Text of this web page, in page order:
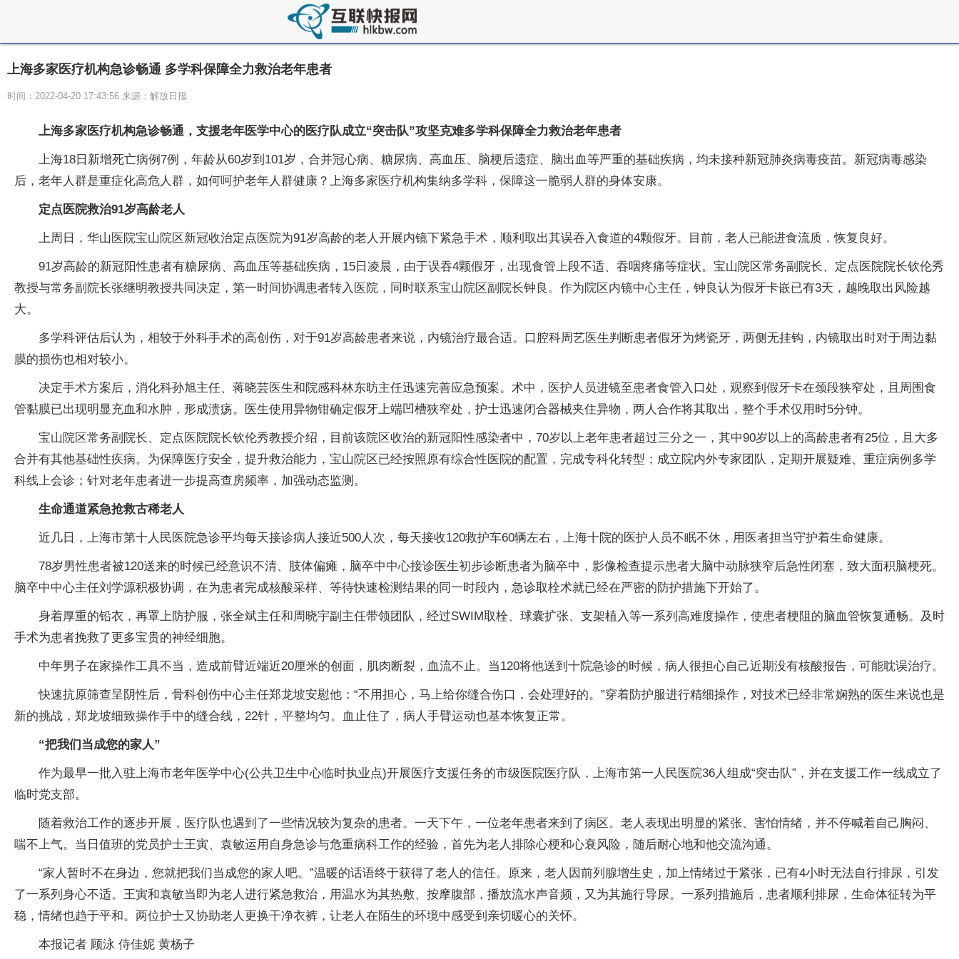
上海多家医疗机构急诊畅通 多学科保障全力救治老年患者
时间：2022-04-20 17:43:56 来源：解放日报
上海多家医疗机构急诊畅通，支援老年医学中心的医疗队成立“突击队”攻坚克难多学科保障全力救治老年患者
上海18日新增死亡病例7例，年龄从60岁到101岁，合并冠心病、糖尿病、高血压、脑梗后遗症、脑出血等严重的基础疾病，均未接种新冠肺炎病毒疫苗。新冠病毒感染
后，老年人群是重症化高危人群，如何呵护老年人群健康？上海多家医疗机构集纳多学科，保障这一脆弱人群的身体安康。
定点医院救治91岁高龄老人
上周日，华山医院宝山院区新冠收治定点医院为91岁高龄的老人开展内镜下紧急手术，顺利取出其误吞入食道的4颗假牙。目前，老人已能进食流质，恢复良好。
91岁高龄的新冠阳性患者有糖尿病、高血压等基础疾病，15日凌晨，由于误吞4颗假牙，出现食管上段不适、吞咽疼痛等症状。宝山院区常务副院长、定点医院院长钦伦秀
教授与常务副院长张继明教授共同决定，第一时间协调患者转入医院，同时联系宝山院区副院长钟良。作为院区内镜中心主任，钟良认为假牙卡嵌已有3天，越晚取出风险越
大。
多学科评估后认为，相较于外科手术的高创伤，对于91岁高龄患者来说，内镜治疗最合适。口腔科周艺医生判断患者假牙为烤瓷牙，两侧无挂钩，内镜取出时对于周边黏
膜的损伤也相对较小。
决定手术方案后，消化科孙旭主任、蒋晓芸医生和院感科林东昉主任迅速完善应急预案。术中，医护人员进镜至患者食管入口处，观察到假牙卡在颈段狭窄处，且周围食
管黏膜已出现明显充血和水肿，形成溃疡。医生使用异物钳确定假牙上端凹槽狭窄处，护士迅速闭合器械夹住异物，两人合作将其取出，整个手术仅用时5分钟。
宝山院区常务副院长、定点医院院长钦伦秀教授介绍，目前该院区收治的新冠阳性感染者中，70岁以上老年患者超过三分之一，其中90岁以上的高龄患者有25位，且大多
合并有其他基础性疾病。为保障医疗安全，提升救治能力，宝山院区已经按照原有综合性医院的配置，完成专科化转型；成立院内外专家团队，定期开展疑难、重症病例多学
科线上会诊；针对老年患者进一步提高查房频率，加强动态监测。
生命通道紧急抢救古稀老人
近几日，上海市第十人民医院急诊平均每天接诊病人接近500人次，每天接收120救护车60辆左右，上海十院的医护人员不眠不休，用医者担当守护着生命健康。
78岁男性患者被120送来的时候已经意识不清、肢体偏瘫，脑卒中中心接诊医生初步诊断患者为脑卒中，影像检查提示患者大脑中动脉狭窄后急性闭塞，致大面积脑梗死。
脑卒中中心主任刘学源积极协调，在为患者完成核酸采样、等待快速检测结果的同一时段内，急诊取栓术就已经在严密的防护措施下开始了。
身着厚重的铅衣，再罩上防护服，张全斌主任和周晓宇副主任带领团队，经过SWIM取栓、球囊扩张、支架植入等一系列高难度操作，使患者梗阻的脑血管恢复通畅。及时
手术为患者挽救了更多宝贵的神经细胞。
中年男子在家操作工具不当，造成前臂近端近20厘米的创面，肌肉断裂，血流不止。当120将他送到十院急诊的时候，病人很担心自己近期没有核酸报告，可能耽误治疗。
快速抗原筛查呈阴性后，骨科创伤中心主任郑龙坡安慰他：“不用担心，马上给你缝合伤口，会处理好的。”穿着防护服进行精细操作，对技术已经非常娴熟的医生来说也是
新的挑战，郑龙坡细致操作手中的缝合线，22针，平整均匀。血止住了，病人手臂运动也基本恢复正常。
“把我们当成您的家人”
作为最早一批入驻上海市老年医学中心(公共卫生中心临时执业点)开展医疗支援任务的市级医院医疗队，上海市第一人民医院36人组成“突击队”，并在支援工作一线成立了
临时党支部。
随着救治工作的逐步开展，医疗队也遇到了一些情况较为复杂的患者。一天下午，一位老年患者来到了病区。老人表现出明显的紧张、害怕情绪，并不停喊着自己胸闷、
喘不上气。当日值班的党员护士王寅、袁敏运用自身急诊与危重病科工作的经验，首先为老人排除心梗和心衰风险，随后耐心地和他交流沟通。
“家人暂时不在身边，您就把我们当成您的家人吧。”温暖的话语终于获得了老人的信任。原来，老人因前列腺增生史，加上情绪过于紧张，已有4小时无法自行排尿，引发
了一系列身心不适。王寅和袁敏当即为老人进行紧急救治，用温水为其热敷、按摩腹部，播放流水声音频，又为其施行导尿。一系列措施后，患者顺利排尿，生命体征转为平
稳，情绪也趋于平和。两位护士又协助老人更换干净衣裤，让老人在陌生的环境中感受到亲切暖心的关怀。
本报记者 顾泳 侍佳妮 黄杨子